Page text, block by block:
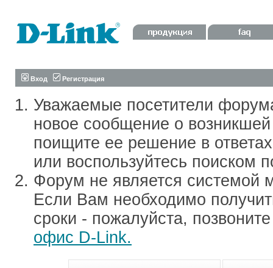
Вход Регистрация
Уважаемые посетители
новое сообщение о
поищите ее решение в
или воспользуйтесь поиском
Форум не является системой
Если Вам необходимо
сроки - пожалуйста,
офис D-Link.